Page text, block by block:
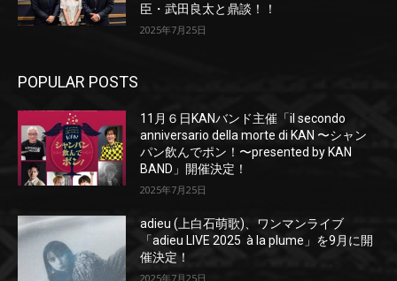
臣・武田良太と鼎談！！
2025年7月25日
POPULAR POSTS
11月６日KANバンド主催「il secondo
anniversario della morte di KAN 〜シャン
パン飲んでポン！〜presented by KAN
BAND」開催決定！
2025年7月25日
adieu (上白石萌歌)、ワンマンライブ
「adieu LIVE 2025 à la plume」を9月に開
催決定！
2025年7月25日